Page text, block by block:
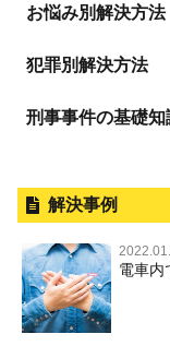
逮捕・
業務妨害
強姦・
淫行・
公然わ
行勧誘罪
児童ポ
恐喝
危険ド
危険運
商標法
ストー
お悩み別解決方法
「逮捕」について
逮捕後、早急な釈
無実・無罪の証明
被害者との示談を
犯罪別解決方法
事件別－暴力事件
暴行・傷害
殺人
過失致死・過失傷
脅迫・強要
性犯罪 TOP
痴漢
盗撮，のぞき
不同意わいせつ
事件別－財産犯
財産犯 TOP
窃盗罪
事件別－薬物事件
薬物事件 TOP
事件別－交通違反
刑事事件の基礎知
外国人事件の手続
刑事裁判の概要・
公務員の逮捕・刑
控訴・上告
解決事例
電車